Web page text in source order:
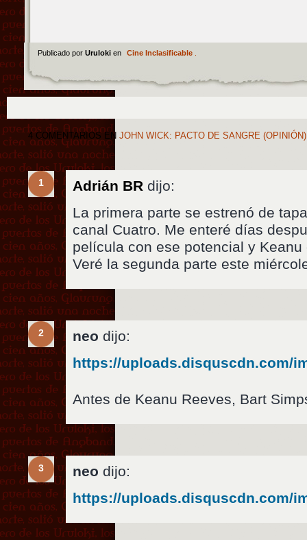
Publicado por Uruloki en Cine Inclasificable.
4 COMENTARIOS EN JOHN WICK: PACTO DE SANGRE
1 Adrián BR dijo:
La primera parte se estrenó de
canal Cuatro. Me enteré días
película con ese potencial y
Veré la segunda parte este
2 neo dijo:
https://uploads.disquscdn.com/
Antes de Keanu Reeves, Bart
3 neo dijo:
https://uploads.disquscdn.com/